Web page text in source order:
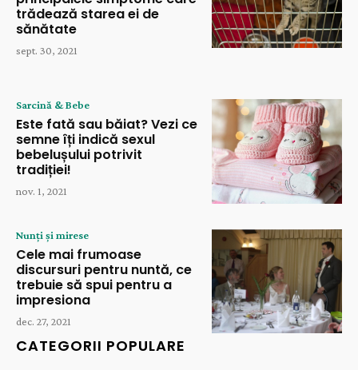
trădează starea ei de
sănătate
sept. 30, 2021
Sarcină & Bebe
Este fată sau băiat? Vezi ce
semne îți indică sexul
bebelușului potrivit
tradiției!
nov. 1, 2021
Nunți și mirese
Cele mai frumoase
discursuri pentru nuntă, ce
trebuie să spui pentru a
impresiona
dec. 27, 2021
CATEGORII POPULARE